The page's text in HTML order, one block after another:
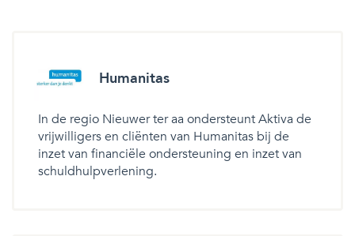
Humanitas
In de regio Nieuwer ter aa ondersteunt Aktiva de
vrijwilligers en cliënten van Humanitas bij de
inzet van financiële ondersteuning en inzet van
schuldhulpverlening.